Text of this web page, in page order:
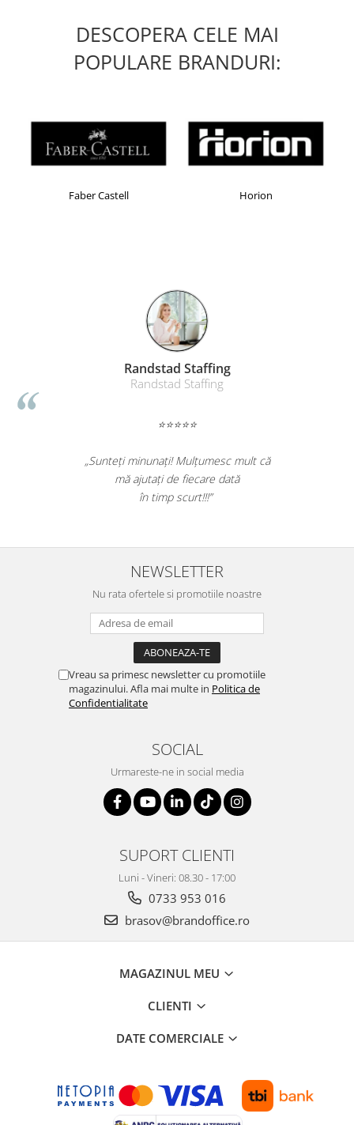
Ochelari de protectie si viziere
Pachete promotionale
Accesorii pentru protectia muncii
Sosete de lucru
Accesorii prezentare
Table magnetice (whiteboard-uri)
Gadgeturi mobile
Cabluri si conectivitate
Incarcatoare wireless
Incarcatoare cu fir si auto
Ceasuri smart - Smartwatch
Baterii externe - Powerbanks
Accesorii localizare (FindMy)
Cartuse, tonere, consumabile PC
Suporturi si huse telefoane &
Periferice PC si accesorii
Tehnica si mobilier pentru birou
Laminatoare
Calculatoare de birou
Cosuri de gunoi pentru birou
Scaune, birouri si produse
DESCOPERA CELE MAI
POPULARE BRANDURI:
Faber Castell Horion
Randstad Staffing
Randstad Staffing
⭐⭐⭐⭐⭐
„Sunteți minunați! Mulțumesc mult că
mă ajutați de fiecare dată
în timp scurt!!!”
NEWSLETTER
Nu rata ofertele si promotiile noastre
Vreau sa primesc newsletter cu promotiile
magazinului. Afla mai multe in Politica de
Confidentialitate
SOCIAL
Urmareste-ne in social media
SUPORT CLIENTI
Luni - Vineri: 08.30 - 17:00
0733 953 016
brasov@brandoffice.ro
MAGAZINUL MEU
CLIENTI
DATE COMERCIALE